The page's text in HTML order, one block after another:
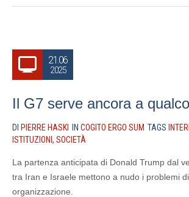
21.06
2025
Il G7 serve ancora a
DI PIERRE HASKI IN COGITO ERGO SUM TAGS
ISTITUZIONI , SOCIETÀ
La partenza anticipata di Donald Trump dal
tra Iran e Israele mettono a nudo i problemi
organizzazione.